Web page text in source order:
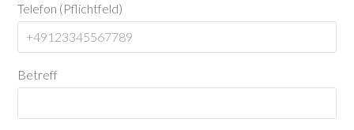
Telefon (Pflichtfeld)
Betreff